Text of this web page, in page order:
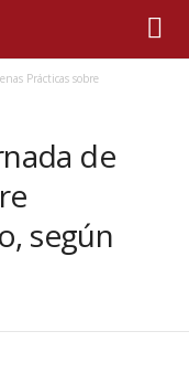
Prácticas sobre
de
según